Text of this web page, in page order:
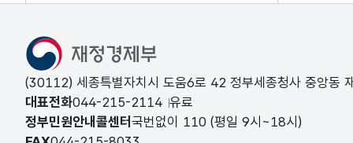
(30112) 세종특별자치시 도움6로 42 정부세종청사 중앙동
대표전화044-215-2114 유료
정부민원안내콜센터 국번없이 110 (평일 9시~18시)